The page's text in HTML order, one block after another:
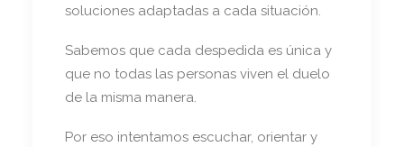
soluciones adaptadas a cada situación.
Sabemos que cada despedida es única y
que no todas las personas viven el duelo
de la misma manera.
Por eso intentamos escuchar, orientar y